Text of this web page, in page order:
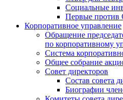
Социальные
Первые против
Корпоративное управление
Обращение
по корпоративному
Система
Общее собрание
Совет директоров
Состав совета
Биографии